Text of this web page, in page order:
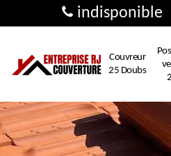
indisponible
Couvreur
25 Doubs